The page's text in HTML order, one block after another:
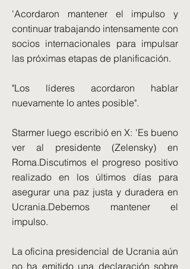
'Acordaron mantener el impulso y
continuar trabajando intensamente con
socios internacionales para impulsar
las próximas etapas de planificación.
"Los líderes acordaron hablar
nuevamente lo antes posible".
Starmer luego escribió en X: 'Es bueno
ver al presidente (Zelensky) en
Roma.Discutimos el progreso positivo
realizado en los últimos días para
asegurar una paz justa y duradera en
Ucrania.Debemos mantener el
impulso.
La oficina presidencial de Ucrania aún
no ha emitido una declaración sobre